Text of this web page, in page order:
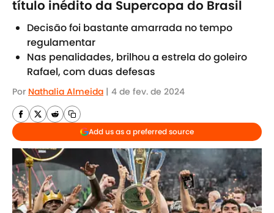
título inédito da Supercopa do Brasil
Decisão foi bastante amarrada no tempo
regulamentar
Nas penalidades, brilhou a estrela do goleiro
Rafael, com duas defesas
Por Nathalia Almeida | 4 de fev. de 2024
Add us as a preferred source